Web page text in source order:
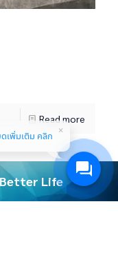
Read more
Life
ดเพิ่มเติม คลิก